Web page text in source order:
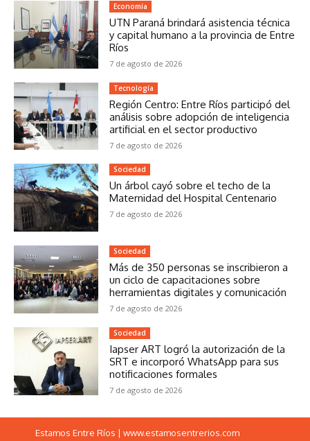
Economía
UTN Paraná brindará asistencia técnica
y capital humano a la provincia de Entre
Ríos
7 de agosto de 2026
Tecnología
Región Centro: Entre Ríos participó del
análisis sobre adopción de inteligencia
artificial en el sector productivo
7 de agosto de 2026
Sociedad
Un árbol cayó sobre el techo de la
Maternidad del Hospital Centenario
7 de agosto de 2026
Sociedad
Más de 350 personas se inscribieron a
un ciclo de capacitaciones sobre
herramientas digitales y comunicación
7 de agosto de 2026
Sociedad
Iapser ART logró la autorización de la
SRT e incorporó WhatsApp para sus
notificaciones formales
7 de agosto de 2026
Estamos Entre Ríos | www.estamosentrerios.com